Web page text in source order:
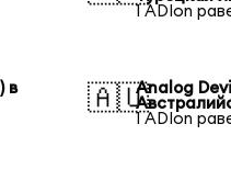
1 ADIon
в
🇦🇺Analog
1 ADIon